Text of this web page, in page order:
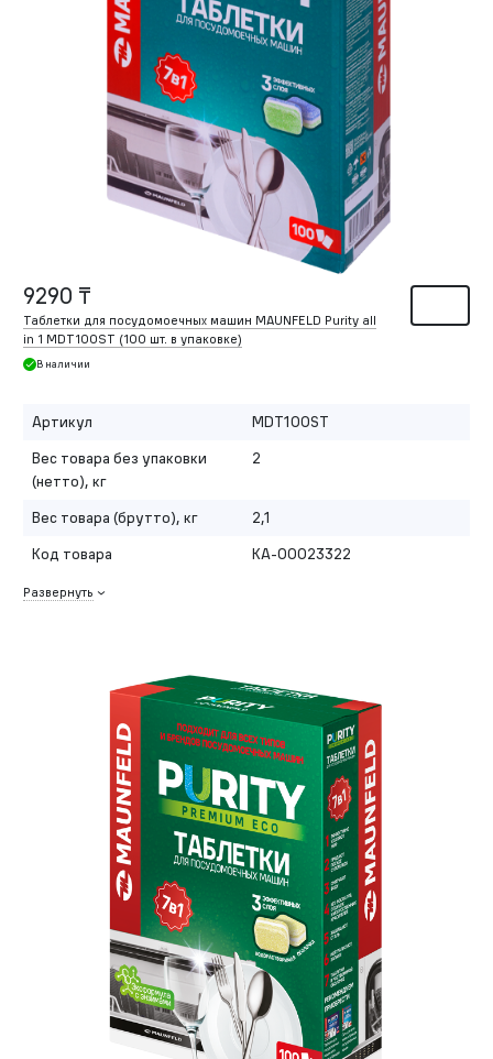
9290 ₸
Таблетки для посудомоечных машин MAUNFELD Purity all
in 1 MDT100ST (100 шт. в упаковке)
В наличии
Артикул
MDT100ST
Вес товара без упаковки
(нетто), кг
2
Вес товара (брутто), кг
2,1
Код товара
КА-00023322
Развернуть